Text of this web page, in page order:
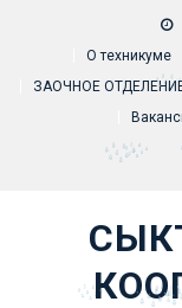
О техникуме
ЗАОЧНОЕ